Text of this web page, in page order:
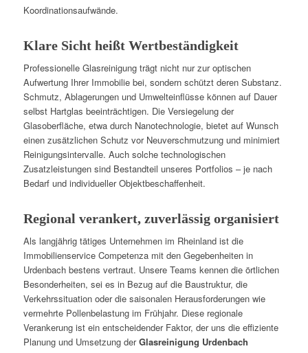
Koordinationsaufwände.
Klare Sicht heißt Wertbeständigkeit
Professionelle Glasreinigung trägt nicht nur zur optischen
Aufwertung Ihrer Immobilie bei, sondern schützt deren Substanz.
Schmutz, Ablagerungen und Umwelteinflüsse können auf Dauer
selbst Hartglas beeinträchtigen. Die Versiegelung der
Glasoberfläche, etwa durch Nanotechnologie, bietet auf Wunsch
einen zusätzlichen Schutz vor Neuverschmutzung und minimiert
Reinigungsintervalle. Auch solche technologischen
Zusatzleistungen sind Bestandteil unseres Portfolios – je nach
Bedarf und individueller Objektbeschaffenheit.
Regional verankert, zuverlässig organisiert
Als langjährig tätiges Unternehmen im Rheinland ist die
Immobilienservice Competenza mit den Gegebenheiten in
Urdenbach bestens vertraut. Unsere Teams kennen die örtlichen
Besonderheiten, sei es in Bezug auf die Baustruktur, die
Verkehrssituation oder die saisonalen Herausforderungen wie
vermehrte Pollenbelastung im Frühjahr. Diese regionale
Verankerung ist ein entscheidender Faktor, der uns die effiziente
Planung und Umsetzung derGlasreinigung Urdenbach